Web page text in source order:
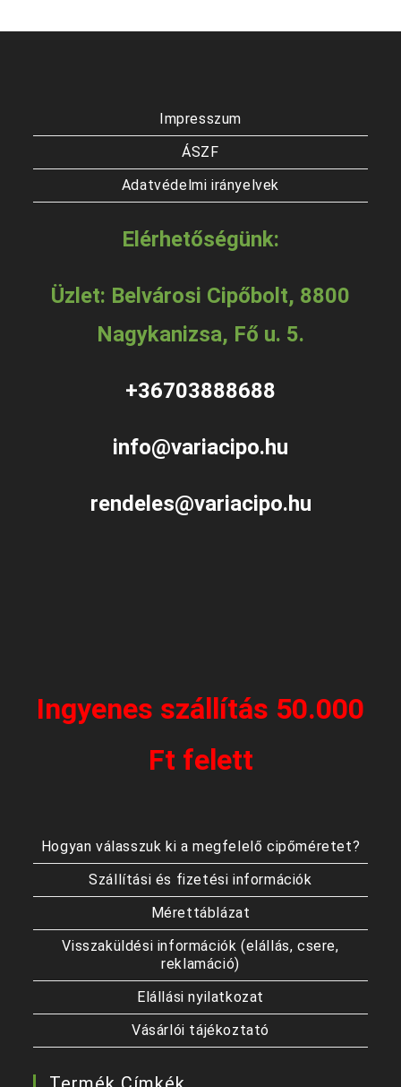
Impresszum
ÁSZF
Adatvédelmi irányelvek
Elérhetőségünk:
Üzlet: Belvárosi Cipőbolt, 8800
Nagykanizsa, Fő u. 5.
+36703888688
info@variacipo.hu
rendeles@variacipo.hu
Ingyenes szállítás 50.000
Ft felett
Hogyan válasszuk ki a megfelelő cipőméretet?
Szállítási és fizetési információk
Mérettáblázat
Visszaküldési információk (elállás, csere,
reklamáció)
Elállási nyilatkozat
Vásárlói tájékoztató